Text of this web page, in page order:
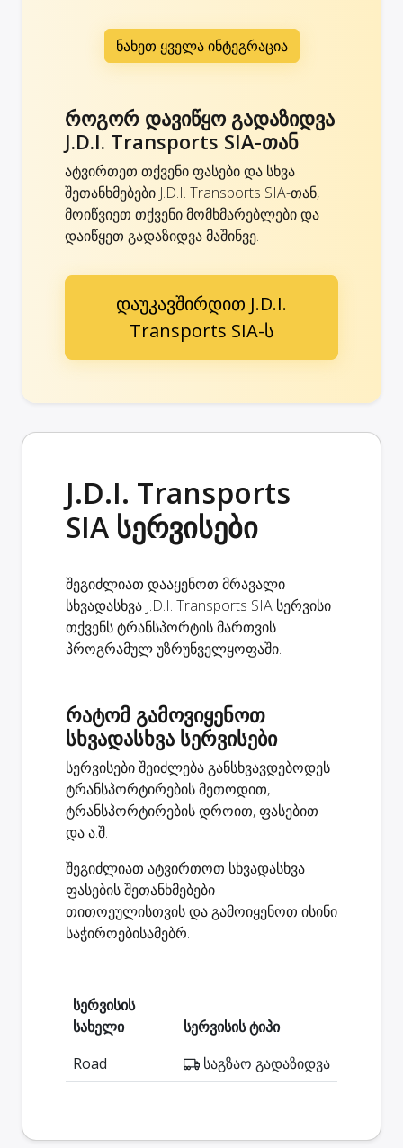
ნახეთ ყველა ინტეგრაცია
როგორ დავიწყო გადაზიდვა
J.D.I. Transports SIA-თან
ატვირთეთ თქვენი ფასები და სხვა
შეთანხმებები J.D.I. Transports SIA-თან,
მოიწვიეთ თქვენი მომხმარებლები და
დაიწყეთ გადაზიდვა მაშინვე.
დაუკავშირდით J.D.I.
Transports SIA-ს
J.D.I. Transports
SIA სერვისები
შეგიძლიათ დააყენოთ მრავალი
სხვადასხვა J.D.I. Transports SIA სერვისი
თქვენს ტრანსპორტის მართვის
პროგრამულ უზრუნველყოფაში.
რატომ გამოვიყენოთ
სხვადასხვა სერვისები
სერვისები შეიძლება განსხვავდებოდეს
ტრანსპორტირების მეთოდით,
ტრანსპორტირების დროით, ფასებით
და ა.შ.
შეგიძლიათ ატვირთოთ სხვადასხვა
ფასების შეთანხმებები
თითოეულისთვის და გამოიყენოთ ისინი
საჭიროებისამებრ.
სერვისის
სახელი
სერვისის ტიპი
Road
საგზაო გადაზიდვა